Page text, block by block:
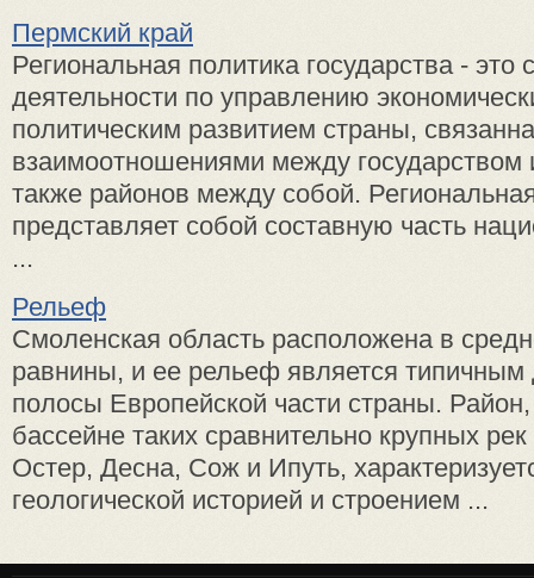
Пермский край
Региональная политика государства - это
деятельности по управлению
политическим развитием страны,
взаимоотношениями между государством
также районов между собой.
представляет собой составную часть
...
Рельеф
Смоленская область расположена в
равнины, и ее рельеф является типичным
полосы Европейской части страны.
бассейне таких сравнительно крупных рек
Остер, Десна, Сож и Ипуть,
геологической историей и строением ...